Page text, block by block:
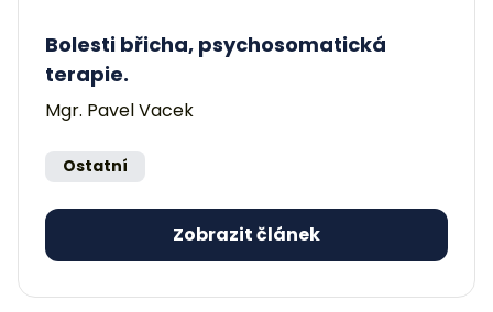
Bolesti břicha, psychosomatická
terapie.
Mgr. Pavel Vacek
Ostatní
Zobrazit článek